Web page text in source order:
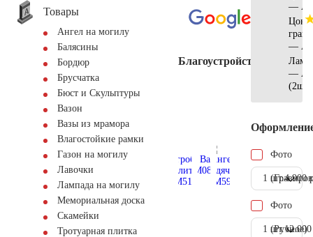
Товары
Ангел на могилу
Балясины
Бордюр
Брусчатка
Бюст и Скульптуры
Вазон
Вазы из мрамора
Влагостойкие рамки
Газон на могилу
Лавочки
Лампада на могилу
Мемориальная доска
Скамейки
Тротуарная плитка
Благоустройство
—
—
—
(2шт)
Фото
1 шт.4.900
Фото
(Ручное)
1 шт.